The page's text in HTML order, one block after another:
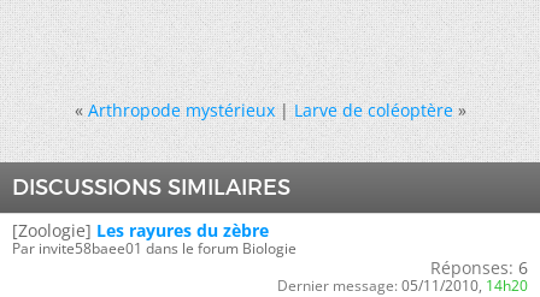
« Arthropode mystérieux|Larve de coléoptère »
DISCUSSIONS SIMILAIRES
[Zoologie] Les rayures du zèbre
Par invite58baee01 dans le forum Biologie
Réponses: 6
Dernier message: 05/11/2010, 14h20